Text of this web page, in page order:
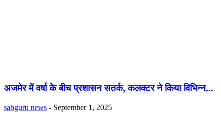
अजमेर में वर्षा के बीच प्रशासन सतर्क, कलक्टर ने किया विभिन्न...
sabguru news - September 1, 2025